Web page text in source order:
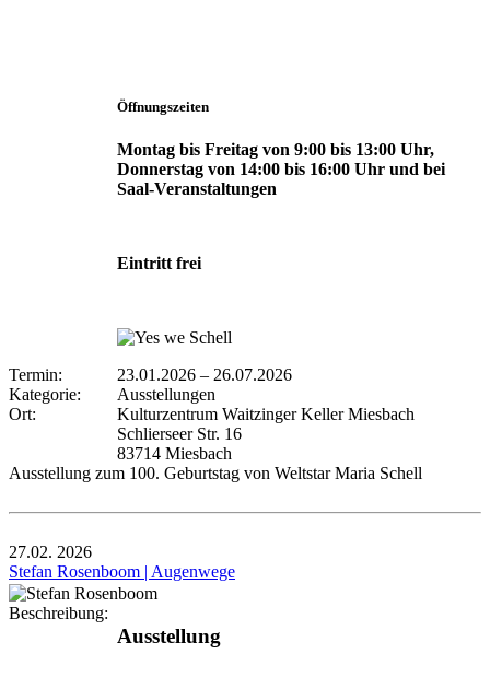
Öffnungszeiten
Montag bis Freitag von 9:00 bis 13:00 Uhr,
Donnerstag von 14:00 bis 16:00 Uhr und bei
Saal-Veranstaltungen
Eintritt frei
Termin: 23.01.2026 – 26.07.2026
Kategorie:
Ausstellungen
Ort:
Kulturzentrum Waitzinger Keller Miesbach
Schlierseer Str. 16
83714 Miesbach
Ausstellung zum 100. Geburtstag von Weltstar Maria Schell
27.02. 2026
Stefan Rosenboom | Augenwege
Beschreibung:
Ausstellung